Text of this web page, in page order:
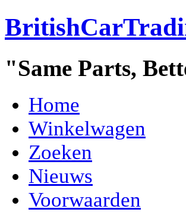
"Same Parts,
Home
Winkelwagen
Zoeken
Nieuws
Voorwaarden